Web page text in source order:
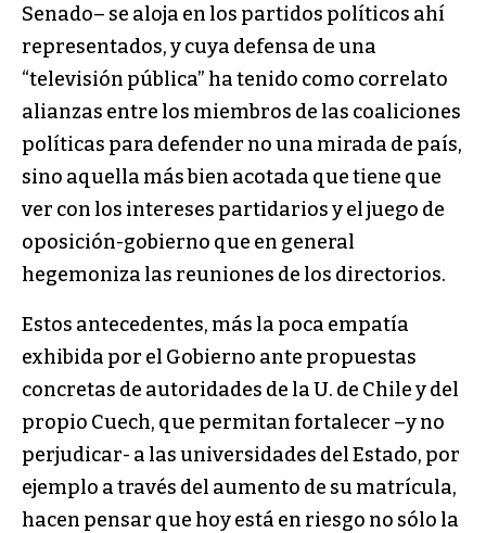
Senado– se aloja en los partidos políticos ahí
representados, y cuya defensa de una
“televisión pública” ha tenido como correlato
alianzas entre los miembros de las coaliciones
políticas para defender no una mirada de país,
sino aquella más bien acotada que tiene que
ver con los intereses partidarios y el juego de
oposición-gobierno que en general
hegemoniza las reuniones de los directorios.
Estos antecedentes, más la poca empatía
exhibida por el Gobierno ante propuestas
concretas de autoridades de la U. de Chile y del
propio Cuech, que permitan fortalecer –y no
perjudicar- a las universidades del Estado, por
ejemplo a través del aumento de su matrícula,
hacen pensar que hoy está en riesgo no sólo la